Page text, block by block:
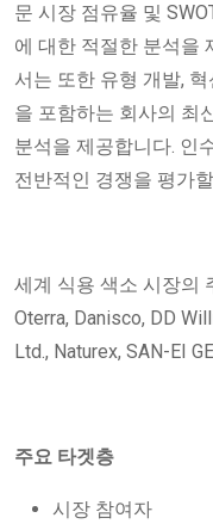
문 시장 점유율 및
에 대한 적절한 분석을
서는 또한 유형 개발,
을 포함하는 회사의 최
분석을 제공합니다. 인
전반적인 경쟁을 평가
세계 식용 색소 시장의
Oterra, Danisco, DD
Ltd., Naturex, SAN-EI
주요 타겟층
시장 참여자